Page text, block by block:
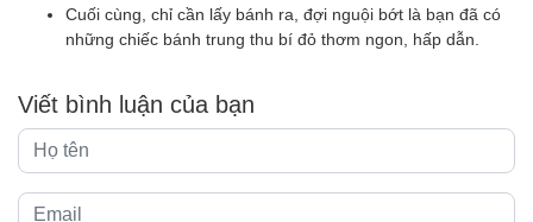
Cuối cùng, chỉ cần lấy bánh ra, đợi nguội bớt là bạn đã có
những chiếc bánh trung thu bí đỏ thơm ngon, hấp dẫn.
Viết bình luận của bạn